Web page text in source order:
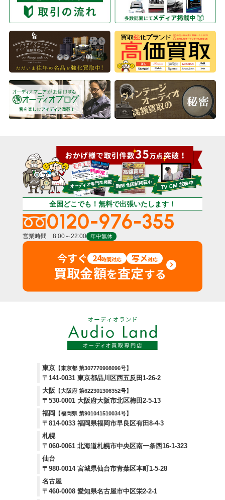
全国どこでも！無料で出張いたします！
0120-976-355
営業時間 8:00～22:00 年中無休
今すぐ 24時間対応 写メ対応
買取金額を査定する
東京 【東京都 第307770908096号】
〒141-0031 東京都品川区西五反田1-26-2
大阪
【大阪府 第622301306352号】
〒530-0001 大阪府大阪市北区梅田2-5-13
福岡
【福岡県 第901041510034号】
〒814-0033 福岡県福岡市早良区有田8-4-3
札幌
〒060-0061 北海道札幌市中央区南一条西16-1-323
仙台
〒980-0014 宮城県仙台市青葉区本町1-5-28
名古屋
〒460-0008 愛知県名古屋市中区栄2-2-1